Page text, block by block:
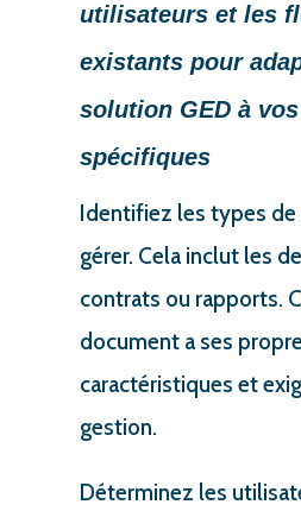
utilisateurs et les
existants pour
solution GED à
spécifiques
Identifiez les types
gérer. Cela inclut les
contrats ou rapports.
document a ses
caractéristiques et
gestion.
Déterminez les